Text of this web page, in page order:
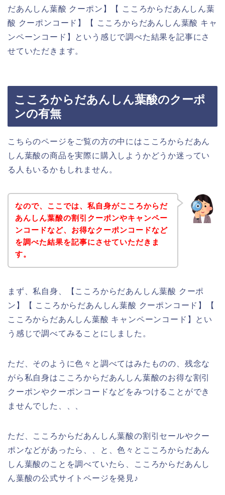
だあんしん葉酸 クーポン】【 こころからだあんしん葉
酸 クーポンコード】【 こころからだあんしん葉酸 キャ
ンペーンコード】という感じで調べた結果を記事にさ
せていただきます。
こころからだあんしん葉酸のクーポ
ンの有無
こちらのページをご覧の方の中にはこころからだあん
しん葉酸の商品を実際に購入しようかどうか迷ってい
る人もいるかもしれません。
なので、ここでは、私自身がこころからだ
あんしん葉酸の割引クーポンやキャンペー
ンコードなど、お得なクーポンコードなど
を調べた結果を記事にさせていただきま
す。
まず、私自身、【こころからだあんしん葉酸 クーポ
ン】【 こころからだあんしん葉酸 クーポンコード】【
こころからだあんしん葉酸 キャンペーンコード】とい
う感じで調べてみることにしました。
ただ、そのように色々と調べてはみたものの、残念な
がら私自身はこころからだあんしん葉酸のお得な割引
クーポンやクーポンコードなどをみつけることができ
ませんでした、、、
ただ、こころからだあんしん葉酸の割引セールやクー
ポンなどがあったら、、と、色々とこころからだあん
しん葉酸のことを調べていたら、こころからだあんし
ん葉酸の公式サイトページを発見♪